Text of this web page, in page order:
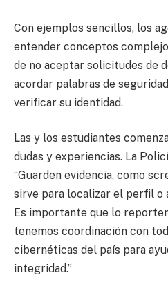
Con ejemplos sencillos, los
entender conceptos
de no aceptar solicitudes de
acordar palabras de
verificar su identidad.
Las y los estudiantes
dudas y experiencias. La
“Guarden evidencia, como
sirve para localizar el perfil o
Es importante que lo
tenemos coordinación con
cibernéticas del país para
integridad.”